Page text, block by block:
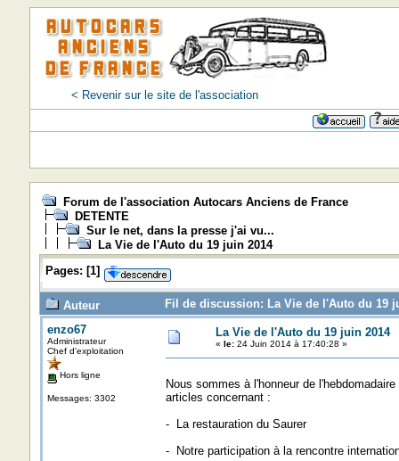
< Revenir sur le site de l'association
Forum de l'association Autocars Anciens de France
DETENTE
Sur le net, dans la presse j'ai vu...
La Vie de l'Auto du 19 juin 2014
Pages: [1]
Auteur
Fil de discussion: La Vie de l'Auto du 19
enzo67
Administrateur
Chef d'exploitation
Hors ligne
Messages: 3302
La Vie de l'Auto du 19 juin 2014
« le:24 Juin 2014 à 17:40:28 »
Nous sommes à l'honneur de
articles concernant :
- La restauration du Saurer
- Notre participation à la rencontre